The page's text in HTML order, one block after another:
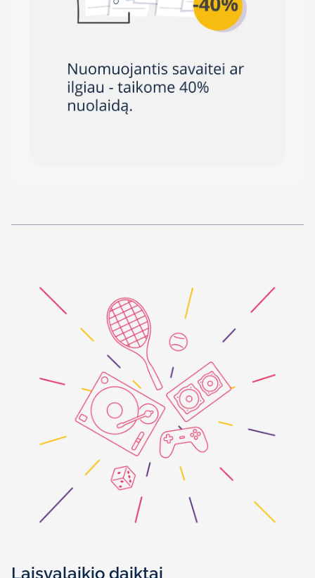
Laisvalaikio daiktai